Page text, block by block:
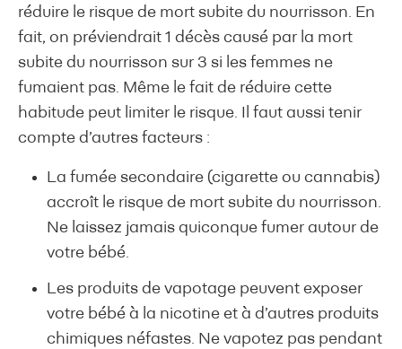
réduire le risque de mort subite du nourrisson. En
fait, on préviendrait 1 décès causé par la mort
subite du nourrisson sur 3 si les femmes ne
fumaient pas. Même le fait de réduire cette
habitude peut limiter le risque. Il faut aussi tenir
compte d’autres facteurs :
La fumée secondaire (cigarette ou cannabis)
accroît le risque de mort subite du nourrisson.
Ne laissez jamais quiconque fumer autour de
votre bébé.
Les produits de vapotage peuvent exposer
votre bébé à la nicotine et à d’autres produits
chimiques néfastes. Ne vapotez pas pendant